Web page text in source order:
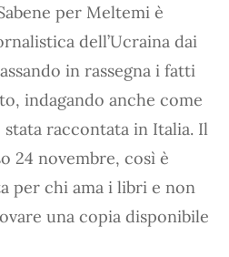
per Meltemi è
dell’Ucraina dai
in rassegna i fatti
indagando anche come
raccontata in Italia. Il
24 novembre, così è
per chi ama i libri e non
una copia disponibile